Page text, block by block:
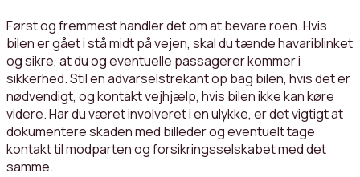
Først og fremmest handler det om at bevare roen. Hvis
bilen er gået i stå midt på vejen, skal du tænde havariblinket
og sikre, at du og eventuelle passagerer kommer i
sikkerhed. Stil en advarselstrekant op bag bilen, hvis det er
nødvendigt, og kontakt vejhjælp, hvis bilen ikke kan køre
videre. Har du været involveret i en ulykke, er det vigtigt at
dokumentere skaden med billeder og eventuelt tage
kontakt til modparten og forsikringsselskabet med det
samme.